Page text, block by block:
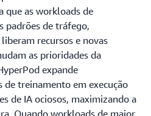
que as workloads de
padrões de tráfego,
recursos e novas
as prioridades da
expande
de treinamento em execução
de IA ociosos, maximizando a
Quando workloads de maior